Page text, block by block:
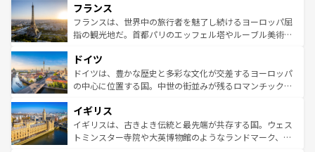
ませてくれるイタリアで、忘れられない旅をしてみよう！
なお、新着のイタリア情報はコンテンツ一覧 を参照してほ
しい。
文化が根付くこの国では、情熱的なフラメンコ、熱気あふ
れる闘牛、そして美味しいタパスが生活の一部となってい
る。首都マドリードの洗練された雰囲気や、バルセロナの
の城塞都市、穏やかなビーチリゾートまで多彩な表情を見
せる。地方によって風土や気候が異なるスペインはその個
性で訪れる人を魅了する。 なお、新着のスペイン情報はコ
フランス
フランスは、世界中の旅行者を魅了し続けるヨーロッパ屈
指の観光地だ。首都パリのエッフェル塔やルーブル美術館
で、幅広い魅力が詰まっている。華麗な宮殿、歴史的な大
聖堂、美しいビーチ、そして豊かな自然が、訪れる者を心
から魅了する。また、フランスは美食の国としても知ら
いる。シャンパンの発祥地であるランス、プロヴァンスの
香り高いラベンダー畑など、多彩な楽しみ方が可能だ。さ
らに、パリ以外の地域にも魅力が溢れており、どの街角に
ドイツ
ドイツは、豊かな歴史と多彩な文化が交差するヨーロッパ
の中心に位置する国。中世の街並みが残るロマンチック街
顔を持つこの国は、どこを歩いても飽きることがない。ベ
ルリンの文化的活気、バイエルン州のアルプスの絶景、そ
してライン川沿いのワイン畑といった風景は必見。ビール
イギリス
イギリスは、古きよき伝統と最先端が共存する国。ウェス
トミンスター寺院や大英博物館のようなランドマーク、歴